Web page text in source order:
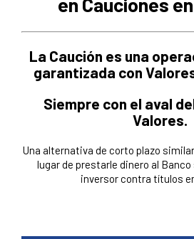
La Caución es una
garantizada con
Siempre con el aval
Valores.
Una alternativa de corto plazo
lugar de prestarle dinero al
inversor contra títulos